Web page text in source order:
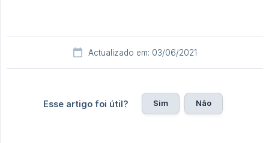
Actualizado em: 03/06/2021
Esse artigo foi útil? Sim Não